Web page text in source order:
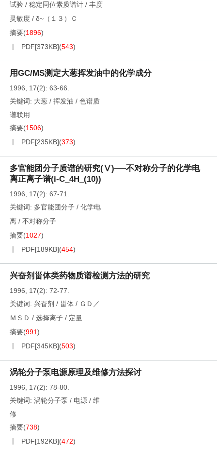
试验 / 稳定同位素质谱计 / 丰度
灵敏度 / δ~（１３）Ｃ
摘要(1896)
PDF[373KB](543)
用GC/MS测定大葱挥发油中的化学成分
1996, 17(2): 63-66.
关键词: 大葱 / 挥发油 / 色谱质
谱联用
摘要(1506)
PDF[235KB](373)
多官能团分子质谱的研究(Ⅴ)──不对称分子的化学电
离正离子谱(i-C_4H_(10))
1996, 17(2): 67-71.
关键词: 多官能团分子 / 化学电
离 / 不对称分子
摘要(1027)
PDF[189KB](454)
兴奋剂甾体类药物质谱检测方法的研究
1996, 17(2): 72-77.
关键词: 兴奋剂 / 甾体 / ＧＤ／
ＭＳＤ / 选择离子 / 定量
摘要(991)
PDF[345KB](503)
涡轮分子泵电源原理及维修方法探讨
1996, 17(2): 78-80.
关键词: 涡轮分子泵 / 电源 / 维
修
摘要(738)
PDF[192KB](472)